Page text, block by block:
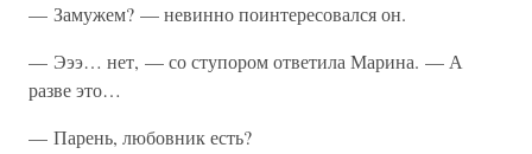
— Замужем? — невинно поинтересовался он.
— Эээ… нет, — со ступором ответила Марина. — А
разве это…
— Парень, любовник есть?